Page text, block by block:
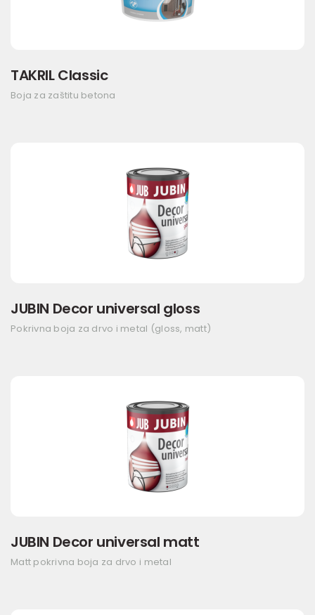
TAKRIL Classic
Boja za zaštitu betona
JUBIN Decor universal gloss
Pokrivna boja za drvo i metal (gloss, matt)
JUBIN Decor universal matt
Matt pokrivna boja za drvo i metal